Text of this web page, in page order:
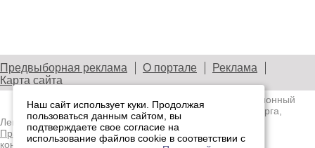
Предвыборная реклама О портале
Реклама
Карта сайта
Лениздат.Ру
— информационный
портал медиасообщества Санкт-Петербурга,
Ленобласти и Северо-Западного региона.
Правила использования содержания сайта.
конфиденциальности.
Наш сайт использует куки. Продолжая
пользоваться данным сайтом, вы
подтверждаете свое согласие на
использование файлов cookie в соответствии с